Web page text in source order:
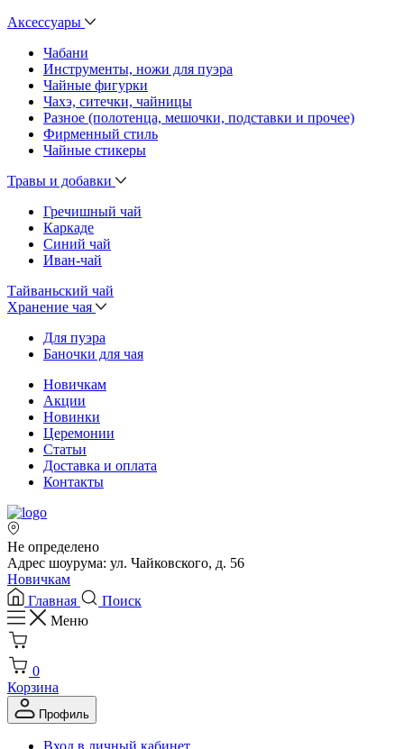
Аксессуары
Чабани
Инструменты, ножи для пуэра
Чайные фигурки
Чахэ, ситечки, чайницы
Разное (полотенца, мешочки, подставки и прочее)
Фирменный стиль
Чайные стикеры
Травы и добавки
Гречишный чай
Каркаде
Синий чай
Иван-чай
Тайваньский чай
Хранение чая
Для пуэра
Баночки для чая
Новичкам
Акции
Новинки
Церемонии
Статьи
Доставка и оплата
Контакты
Не определено
Адрес шоурума: ул. Чайковского, д. 56
Новичкам
Главная
Поиск
Меню
0
Корзина
Профиль
Вход в личный кабинет